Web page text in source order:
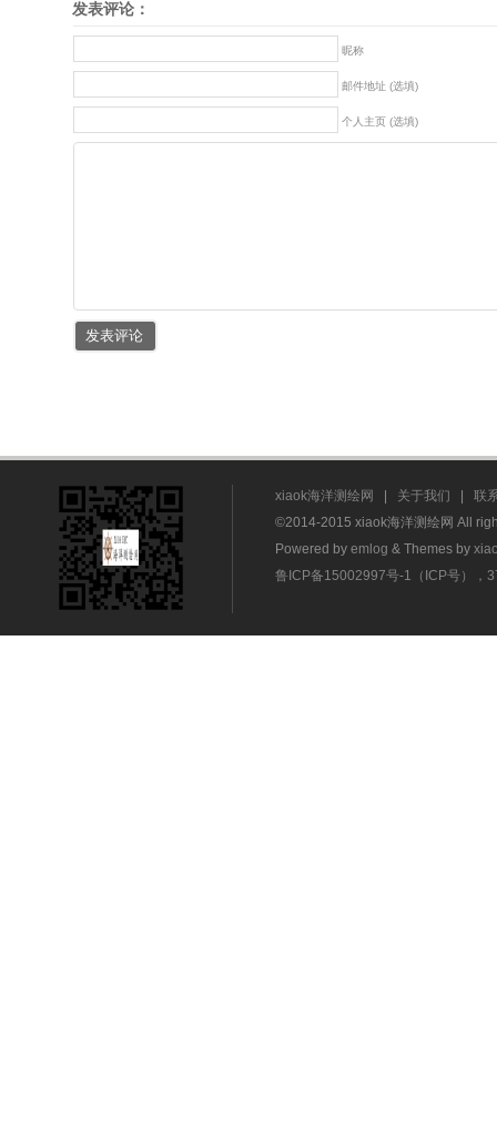
发表评论：
昵称
邮件地址 (选填)
个人主页 (选填)
xiaok海洋测绘网 关于我们
联
©2014-2015 xiaok海洋测绘网 All
Powered by emlog & Themes by
鲁ICP备15002997号-1（ICP号），